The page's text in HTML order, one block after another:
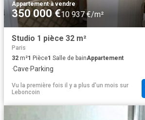
Appartement·à vendre
350 000 €10 937 €/m²
Studio 1 pièce 32 m²
Paris
32 m²1 Pièce1 Salle de bainAppartement
·Cave·Parking
Vu la première fois il y a plus d'un mois sur
Leboncoin